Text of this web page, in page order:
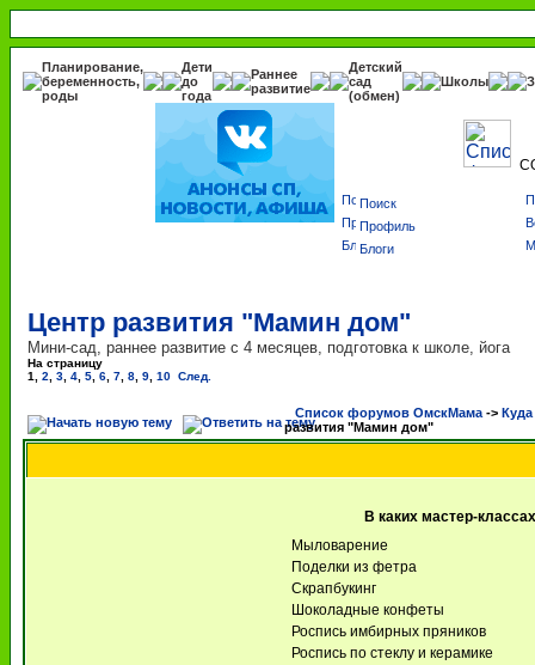
Планирование,
беременность,
роды
Дети
до
года
Раннее
развитие
Детский
сад
(обмен)
Школы
Поиск
Профиль
Блоги
Центр развития "Мамин дом"
Мини-сад, раннее развитие с 4 месяцев, подготовка к школе, йога
На страницу
1
2 3 4 5 6 7 8 9 10 След.
Список форумов ОмскМама -> Куда
развития "Мамин дом"
В каких мастер-
Мыловарение
Поделки из фетра
Скрапбукинг
Шоколадные конфеты
Роспись имбирных пряников
Роспись по стеклу и керамике